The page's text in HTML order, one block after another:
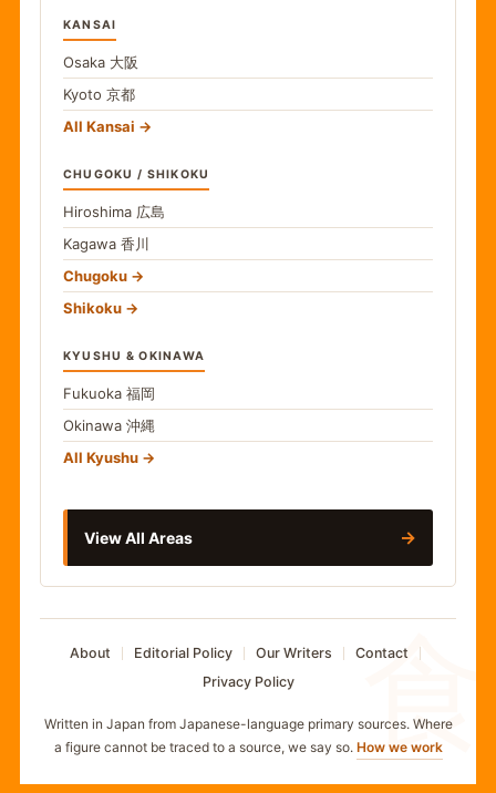
食
KANSAI
Osaka 大阪
Kyoto 京都
All Kansai
CHUGOKU / SHIKOKU
Hiroshima 広島
Kagawa 香川
Chugoku
Shikoku
KYUSHU & OKINAWA
Fukuoka 福岡
Okinawa 沖縄
All Kyushu
View All Areas →
About Editorial Policy Our Writers
Contact
Privacy Policy
Written in Japan from Japanese-language primary sources. Where
a figure cannot be traced to a source, we say so. How we work